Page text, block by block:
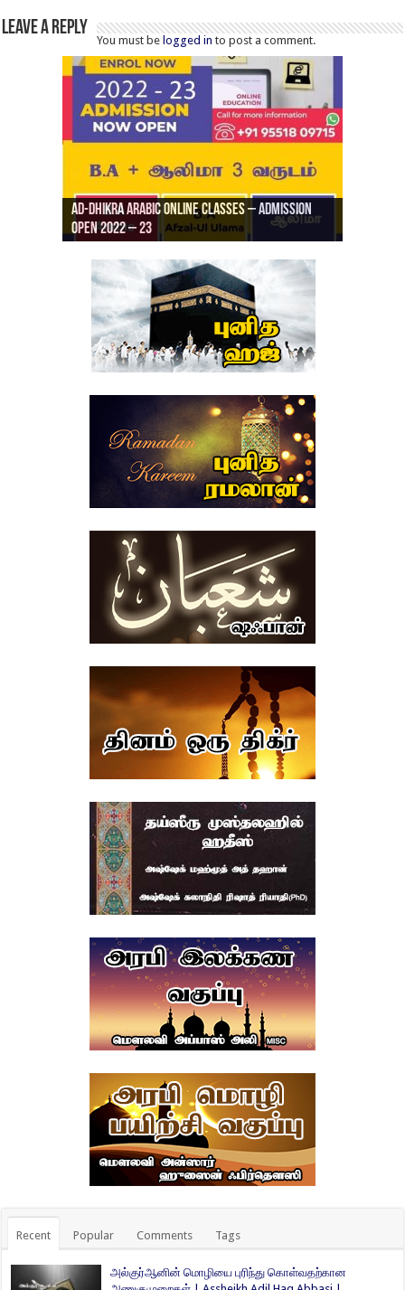
Leave a Reply
You must be logged in to post a comment.
Ad-Dhikra Arabic Online Classes – Admission
Open 2022 – 23
Ad-Dhikra Arabic Online Classes – BA Arabic
AD DHIKRA ARABIC COLLEGE ADMISSION
ரியாத் ஜும்ஆ தமிழாக்கம், Jamia Al Hajiri
Masjid (Kuwait Masjid), Malaz, Riyadh
Recent Popular Comments Tags
அல்குர்ஆனின் மொழியை புரிந்து கொள்வதற்கான